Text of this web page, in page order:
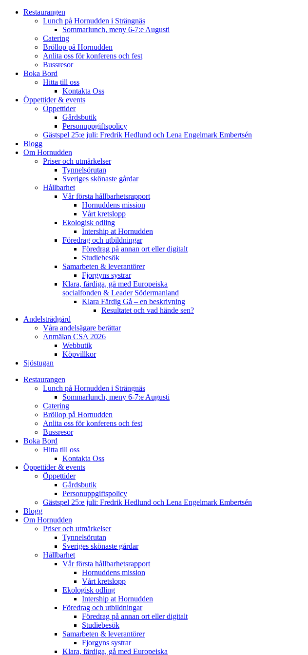
Restaurangen
Lunch på Hornudden i Strängnäs
Sommarlunch, meny 6-7:e Augusti
Catering
Bröllop på Hornudden
Anlita oss för konferens och fest
Bussresor
Boka Bord
Hitta till oss
Kontakta Oss
Öppettider & events
Öppettider
Gårdsbutik
Personuppgiftspolicy
Gästspel 25:e juli: Fredrik Hedlund och Lena Engelmark Embertsén
Blogg
Om Hornudden
Priser och utmärkelser
Tynnelsörutan
Sveriges skönaste gårdar
Hållbarhet
Vår första hållbarhetsrapport
Hornuddens mission
Vårt kretslopp
Ekologisk odling
Intership at Hornudden
Föredrag och utbildningar
Föredrag på annan ort eller digitalt
Studiebesök
Samarbeten & leverantörer
Fjorgyns systrar
Klara, färdiga, gå med Europeiska
socialfonden & Leader Södermanland
Klara Färdig Gå – en beskrivning
Resultatet och vad hände sen?
Andelsträdgård
Våra andelsägare berättar
Anmälan CSA 2026
Webbutik
Köpvillkor
Sjöstugan
Restaurangen
Lunch på Hornudden i Strängnäs
Sommarlunch, meny 6-7:e Augusti
Catering
Bröllop på Hornudden
Anlita oss för konferens och fest
Bussresor
Boka Bord
Hitta till oss
Kontakta Oss
Öppettider & events
Öppettider
Gårdsbutik
Personuppgiftspolicy
Gästspel 25:e juli: Fredrik Hedlund och Lena Engelmark Embertsén
Blogg
Om Hornudden
Priser och utmärkelser
Tynnelsörutan
Sveriges skönaste gårdar
Hållbarhet
Vår första hållbarhetsrapport
Hornuddens mission
Vårt kretslopp
Ekologisk odling
Intership at Hornudden
Föredrag och utbildningar
Föredrag på annan ort eller digitalt
Studiebesök
Samarbeten & leverantörer
Fjorgyns systrar
Klara, färdiga, gå med Europeiska